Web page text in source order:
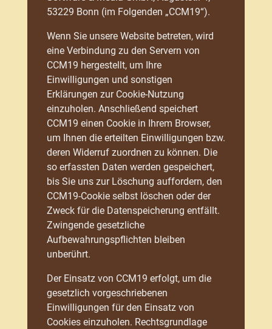
53229 Bonn (im Folgenden „CCM19“).
Wenn Sie unsere Website betreten, wird
eine Verbindung zu den Servern von
CCM19 hergestellt, um Ihre
Einwilligungen und sonstigen
Erklärungen zur Cookie-Nutzung
einzuholen. Anschließend speichert
CCM19 einen Cookie in Ihrem Browser,
um Ihnen die erteilten Einwilligungen bzw.
deren Widerruf zuordnen zu können. Die
so erfassten Daten werden gespeichert,
bis Sie uns zur Löschung auffordern, den
CCM19-Cookie selbst löschen oder der
Zweck für die Datenspeicherung entfällt.
Zwingende gesetzliche
Aufbewahrungspflichten bleiben
unberührt.
Der Einsatz von CCM19 erfolgt, um die
gesetzlich vorgeschriebenen
Einwilligungen für den Einsatz von
Cookies einzuholen. Rechtsgrundlage